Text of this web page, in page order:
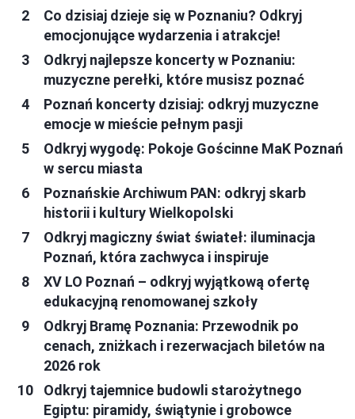
Co dzisiaj dzieje się w Poznaniu? Odkryj
emocjonujące wydarzenia i atrakcje!
Odkryj najlepsze koncerty w Poznaniu:
muzyczne perełki, które musisz poznać
Poznań koncerty dzisiaj: odkryj muzyczne
emocje w mieście pełnym pasji
Odkryj wygodę: Pokoje Gościnne MaK Poznań
w sercu miasta
Poznańskie Archiwum PAN: odkryj skarb
historii i kultury Wielkopolski
Odkryj magiczny świat świateł: iluminacja
Poznań, która zachwyca i inspiruje
XV LO Poznań – odkryj wyjątkową ofertę
edukacyjną renomowanej szkoły
Odkryj Bramę Poznania: Przewodnik po
cenach, zniżkach i rezerwacjach biletów na
2026 rok
Odkryj tajemnice budowli starożytnego
Egiptu: piramidy, świątynie i grobowce